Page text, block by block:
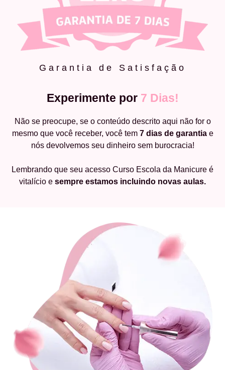
Garantia de Satisfação
Experimente por 7 Dias!
Não se preocupe, se o conteúdo descrito aqui não for o
mesmo que você receber, você tem 7 dias de garantiae
nós devolvemos seu dinheiro sem burocracia!
Lembrando que seu acesso Curso Escola da Manicure é
vitalício e sempre estamos incluindo novas aulas.